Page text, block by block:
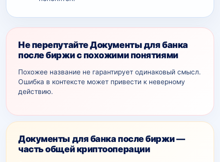
Не перепутайте Документы для банка
после биржи с похожими понятиями
Похожее название не гарантирует одинаковый смысл.
Ошибка в контексте может привести к неверному
действию.
Документы для банка после биржи —
часть общей криптооперации